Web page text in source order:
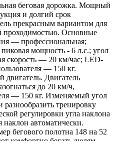
беговая дорожка. Мощный
и долгий срок
прекрасным вариантом для
проходимостью. Основные
— профессиональная;
мощность - 6 л.с.; угол
скорость — 20 км/час; LED-
— 150 кг.
Двигатель
до 20 км/ч,
— 150 кг. Изменяемый угол
разнообразить тренировку
регулировки угла наклона
наклон автоматически.
бегового полотна 148 на 52